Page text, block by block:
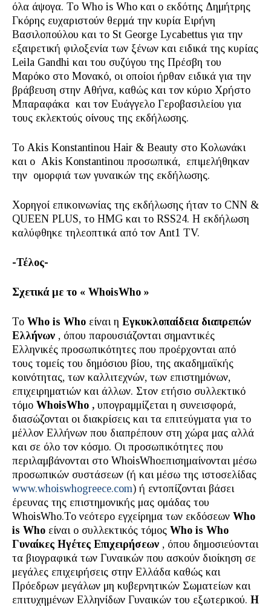
όλα άψογα. Το Who is Who και ο εκδότης Δημήτρης
Γκόρης ευχαριστούν θερμά την κυρία Ειρήνη
Βασιλοπούλου και το St George Lycabettus για την
εξαιρετική φιλοξενία των ξένων και ειδικά της κυρίας
Leila Gandhi και του συζύγου της Πρέσβη του
Μαρόκο στο Μονακό, οι οποίοι ήρθαν ειδικά για την
βράβευση στην Αθήνα, καθώς και τον κύριο Χρήστο
Μπαραφάκα και τον Ευάγγελο Γεροβασιλείου για
τους εκλεκτούς οίνους της εκδήλωσης.
Το Akis Konstantinou Hair & Beauty στο Κολωνάκι
και ο Akis Konstantinou προσωπικά, επιμελήθηκαν
την ομορφιά των γυναικών της εκδήλωσης.
Χορηγοί επικοινωνίας της εκδήλωσης ήταν το CNN &
QUEEN PLUS, το HMG και το RSS24. Η εκδήλωση
καλύφθηκε τηλεοπτικά από τον Ant1 TV.
-Τέλος-
Σχετικά με το « WhoisWho »
Το Who is Who είναι η Εγκυκλοπαίδεια διαπρεπών
Ελλήνων , όπου παρουσιάζονται σημαντικές
Ελληνικές προσωπικότητες που προέρχονται από
τους τομείς του δημόσιου βίου, της ακαδημαϊκής
κοινότητας, των καλλιτεχνών, των επιστημόνων,
επιχειρηματιών και άλλων. Στον ετήσιο συλλεκτικό
τόμο WhoisWho , υπογραμμίζεται η συνεισφορά,
διασώζονται οι διακρίσεις και τα επιτεύγματα για το
μέλλον Ελλήνων που διαπρέπουν στη χώρα μας αλλά
και σε όλο τον κόσμο. Οι προσωπικότητες που
περιλαμβάνονται στο WhoisWhoεπισημαίνονται μέσω
προσωπικών συστάσεων (ή και μέσω της ιστοσελίδας
www.whoiswhogreece.com) ή εντοπίζονται βάσει
έρευνας της επιστημονικής μας ομάδας του
WhoisWho.To νεότερο εγχείρημα των εκδόσεων Who
is Who είναι ο συλλεκτικός τόμος Who is Who
Γυναίκες Ηγέτες Επιχειρήσεων , όπου δημοσιεύονται
τα βιογραφικά των Γυναικών που ασκούν διοίκηση σε
μεγάλες επιχειρήσεις στην Ελλάδα καθώς και
Πρόεδρων μεγάλων μη κυβερνητικών Σωματείων και
επιτυχημένων Ελληνίδων Γυναικών του εξωτερικού. Η